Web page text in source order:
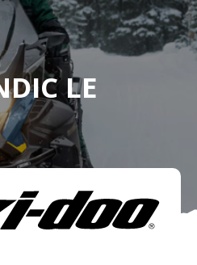
Fordon i lager
Verkstad
Släpvagnar & Skylift
Om oss
LE